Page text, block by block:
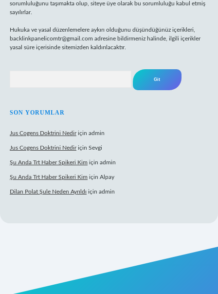
sorumluluğunu taşımakta olup, siteye üye olarak bu sorumluluğu kabul etmiş
sayılırlar.
Hukuka ve yasal düzenlemelere aykırı olduğunu düşündüğünüz içerikleri,
backlinkpanelicomtr@gmail.com adresine bildirmeniz halinde, ilgili içerikler
yasal süre içerisinde sitemizden kaldırılacaktır.
SON YORUMLAR
Jus Cogens Doktrini Nediriçin admin
Jus Cogens Doktrini Nediriçin Sevgi
Şu Anda Trt Haber Spikeri Kim için admin
Şu Anda Trt Haber Spikeri Kim için Alpay
Dilan Polat Şule Neden Ayrıldı için admin